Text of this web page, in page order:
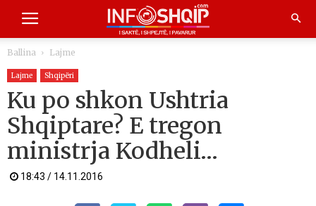
Ballina Lajme
Lajme Shqipëri
Ku po shkon Ushtria
Shqiptare? E tregon
ministrja Kodheli…
18:43 / 14.11.2016